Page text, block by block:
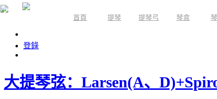
首頁 提琴 提琴弓 琴盒
登錄
大提琴弦：Larsen(A、